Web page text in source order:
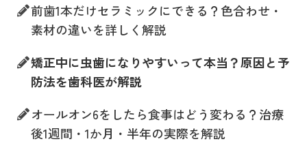
前歯1本だけセラミックにできる？色合わせ・
素材の違いを詳しく解説
矯正中に虫歯になりやすいって本当？原因と予
防法を歯科医が解説
オールオン6をしたら食事はどう変わる？治療
後1週間・1か月・半年の実際を解説